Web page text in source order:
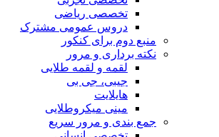
تخصصی ریاضی
دروس عمومی مشترک
منبع دوم برای کنکور
نکته برداری و مرور
لقمه و لقمه طلایی
جیبی، جی بی
هایلایت
مینی میکروطلایی
جمع بندی و مرور سریع